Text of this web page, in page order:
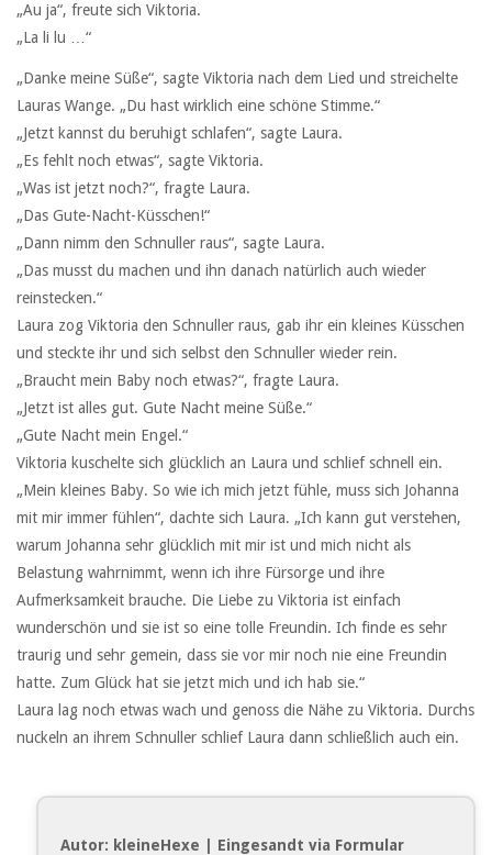
„Au ja“, freute sich Viktoria.
„La li lu …“
„Danke meine Süße“, sagte Viktoria nach dem Lied und streichelte
Lauras Wange. „Du hast wirklich eine schöne Stimme.“
„Jetzt kannst du beruhigt schlafen“, sagte Laura.
„Es fehlt noch etwas“, sagte Viktoria.
„Was ist jetzt noch?“, fragte Laura.
„Das Gute-Nacht-Küsschen!“
„Dann nimm den Schnuller raus“, sagte Laura.
„Das musst du machen und ihn danach natürlich auch wieder
reinstecken.“
Laura zog Viktoria den Schnuller raus, gab ihr ein kleines Küsschen
und steckte ihr und sich selbst den Schnuller wieder rein.
„Braucht mein Baby noch etwas?“, fragte Laura.
„Jetzt ist alles gut. Gute Nacht meine Süße.“
„Gute Nacht mein Engel.“
Viktoria kuschelte sich glücklich an Laura und schlief schnell ein.
„Mein kleines Baby. So wie ich mich jetzt fühle, muss sich Johanna
mit mir immer fühlen“, dachte sich Laura. „Ich kann gut verstehen,
warum Johanna sehr glücklich mit mir ist und mich nicht als
Belastung wahrnimmt, wenn ich ihre Fürsorge und ihre
Aufmerksamkeit brauche. Die Liebe zu Viktoria ist einfach
wunderschön und sie ist so eine tolle Freundin. Ich finde es sehr
traurig und sehr gemein, dass sie vor mir noch nie eine Freundin
hatte. Zum Glück hat sie jetzt mich und ich hab sie.“
Laura lag noch etwas wach und genoss die Nähe zu Viktoria. Durchs
nuckeln an ihrem Schnuller schlief Laura dann schließlich auch ein.
Autor: kleineHexe | Eingesandt via Formular